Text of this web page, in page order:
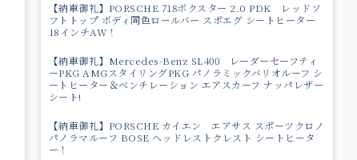
【納車御礼】PORSCHE 718ボクスター 2.0 PDK レッドソ
フトトップ ボディ同色ロールバー スポエグ シートヒーター
18インチAW！
【納車御礼】Mercedes-Benz SL400 レーダーセーフティ
ーPKG AMGスタイリングPKG パノラミックバリオルーフ シ
ートヒーター＆ベンチレーション エアスカーフ ナッパレザー
シート!
【納車御礼】PORSCHE カイエン エアサス スポーツクロノ
パノラマルーフ BOSE ヘッドレストクレスト シートヒータ
ー！